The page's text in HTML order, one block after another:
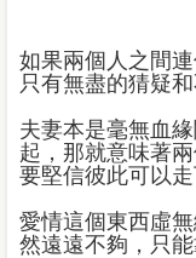
如果兩個人之間
只有無盡的猜疑和
夫妻本是毫無血
起，那就意味著
要堅信彼此可以走
愛情這個東西虛
然遠遠不夠，只能